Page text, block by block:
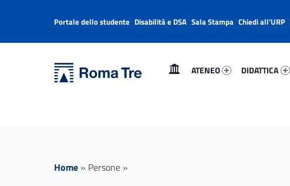
SILVIA RUFFINI - Università Roma Tre
ATENEO
DIDATTICA
Header info sidebar
Portale dello studente Disabilità e DSA Sala Stampa Chiedi all’URP
Home » Persone »